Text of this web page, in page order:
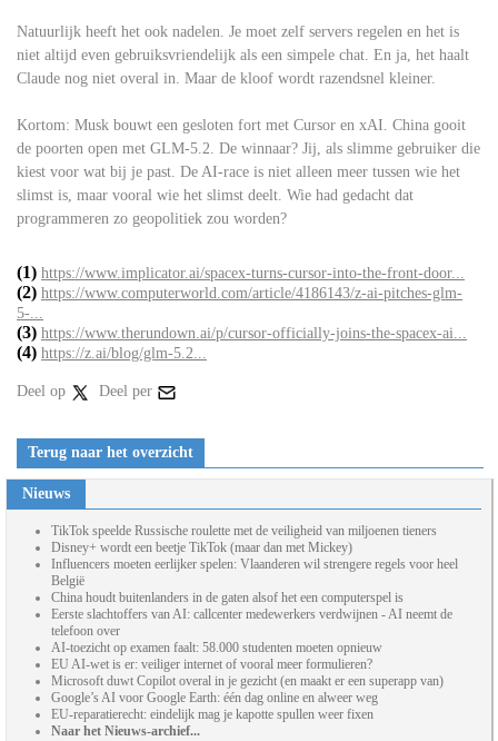
Natuurlijk heeft het ook nadelen. Je moet zelf servers regelen en het is
niet altijd even gebruiksvriendelijk als een simpele chat. En ja, het haalt
Claude nog niet overal in. Maar de kloof wordt razendsnel kleiner.
Kortom: Musk bouwt een gesloten fort met Cursor en xAI. China gooit
de poorten open met GLM-5.2. De winnaar? Jij, als slimme gebruiker die
kiest voor wat bij je past. De AI-race is niet alleen meer tussen wie het
slimst is, maar vooral wie het slimst deelt. Wie had gedacht dat
programmeren zo geopolitiek zou worden?
(1) https://www.implicator.ai/spacex-turns-cursor-into-the-front-door...
(2) https://www.computerworld.com/article/4186143/z-ai-pitches-glm-
5-...
(3) https://www.therundown.ai/p/cursor-officially-joins-the-spacex-ai...
(4) https://z.ai/blog/glm-5.2...
Deel op Deel per
Terug naar het overzicht
Nieuws
TikTok speelde Russische roulette met de veiligheid van miljoenen tieners
Disney+ wordt een beetje TikTok (maar dan met Mickey)
Influencers moeten eerlijker spelen: Vlaanderen wil strengere regels voor heel
België
China houdt buitenlanders in de gaten alsof het een computerspel is
Eerste slachtoffers van AI: callcenter medewerkers verdwijnen - AI neemt de
telefoon over
AI-toezicht op examen faalt: 58.000 studenten moeten opnieuw
EU AI-wet is er: veiliger internet of vooral meer formulieren?
Microsoft duwt Copilot overal in je gezicht (en maakt er een superapp van)
Google’s AI voor Google Earth: één dag online en alweer weg
EU-reparatierecht: eindelijk mag je kapotte spullen weer fixen
Naar het Nieuws-archief...